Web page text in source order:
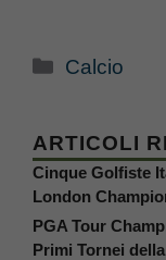
Categorie
Calcio
ARTICOLI
Cinque Golfiste
London
PGA Tour
Primi Tornei